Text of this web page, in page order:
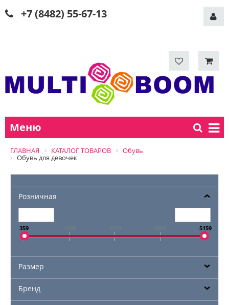
+7 (8482) 55-67-13
Меню
ГЛАВНАЯ КАТАЛОГ ТОВАРОВ
Обувь
Обувь для девочек
Розничная
359 5159
Размер
Бренд